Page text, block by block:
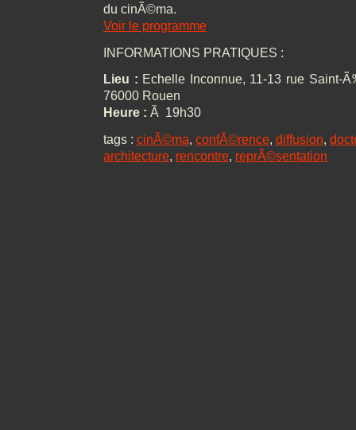
du cinÃ©ma.
Voir le programme
INFORMATIONS PRATIQUES :
Lieu : Echelle Inconnue, 11-13 rue Saint-
76000 Rouen
Heure : Ã 19h30
tags : cinÃ©ma, confÃ©rence, diffusion,
architecture, rencontre, reprÃ©sentation